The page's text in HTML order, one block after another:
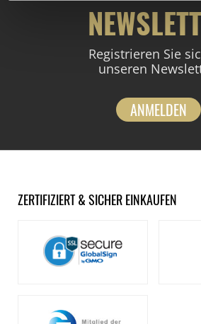
Registrieren Sie
unseren
ANMELDEN
ZERTIFIZIERT & SICHER EINKAUFEN